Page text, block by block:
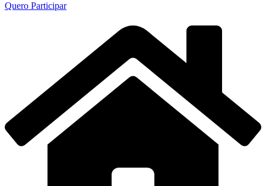
Quero Participar